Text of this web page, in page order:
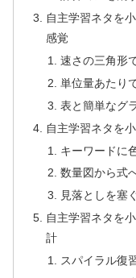
自主学習ネタを
感覚
速さの三角形
単位量あたり
表と簡単なグ
自主学習ネタを
キーワードに
数量図から式
見落としを塞
自主学習ネタを
計
スパイラル復